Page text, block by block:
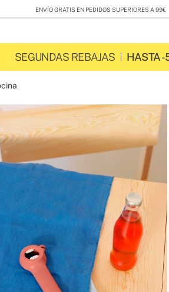
ENVÍO GRATIS EN PEDIDOS SUPERIORES A 99€
SEGUNDAS REBAJAS HASTA